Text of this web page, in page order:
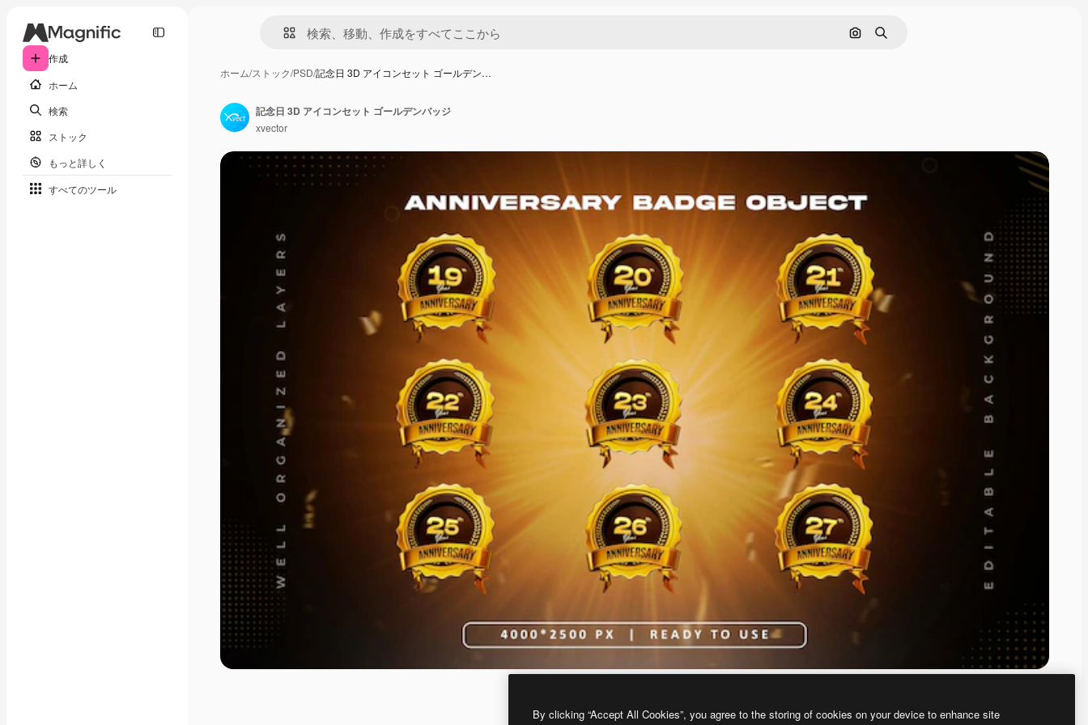
作成
ホーム
検索
ストック
もっと詳しく
すべてのツール
画像で検索
検索
ホーム/ストック/PSD/記念日 3D アイコンセット ゴールデン…
記念日 3D アイコンセット ゴールデンバッジ
xvector
By clicking “Accept All Cookies”, you agree to the storing of cookies on your device to enhance site